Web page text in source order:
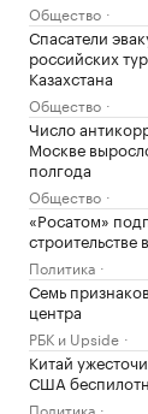
Общество
Спасатели
российских
Казахстана
Общество
Число
Москве
полгода
Общество
«Росатом»
строительстве
Политика
Семь
центра
РБК и Upside
Китай
США
Политика